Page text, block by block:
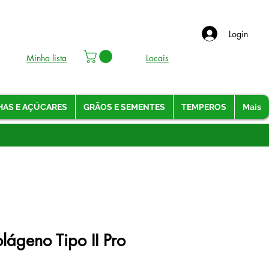
Login
Minha lista Locais
E AÇÚCARES GRÃOS E SEMENTES TEMPEROS Mais
Tipo II Pro